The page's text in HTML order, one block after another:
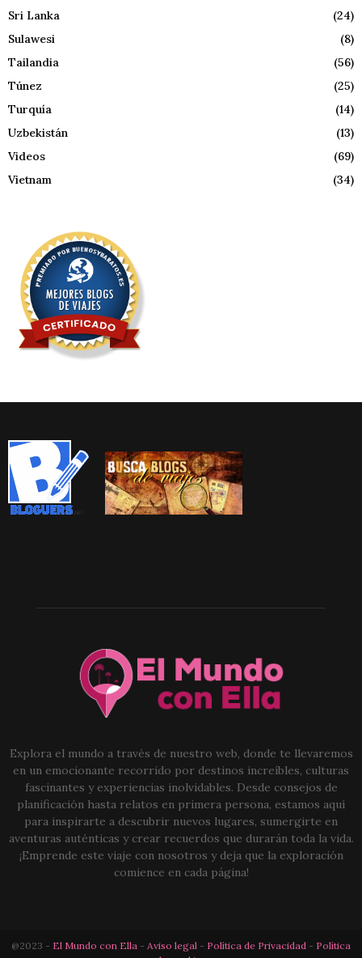
Sri Lanka
(24)
Sulawesi
(8)
Tailandia
(56)
Túnez
(25)
Turquía
(14)
Uzbekistán
(13)
Videos
(69)
Vietnam
(34)
Explora el mundo a través de nuestro web, donde te llevaremos
en un emocionante recorrido por destinos increíbles, culturas
fascinantes y experiencias inolvidables. Desde consejos de
planificación hasta relatos en primera persona, estamos aquí
para inspirarte a descubrir nuevos lugares, sumergirte en
aventuras auténticas y crear recuerdos que durarán toda la vida.
¡Emprende este viaje con nosotros y deja que la exploración
comience en cada página!
@2023 - El Mundo con Ella - Aviso legal - Política de Privacidad - Política